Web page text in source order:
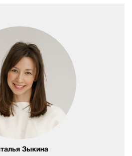
Зыкина